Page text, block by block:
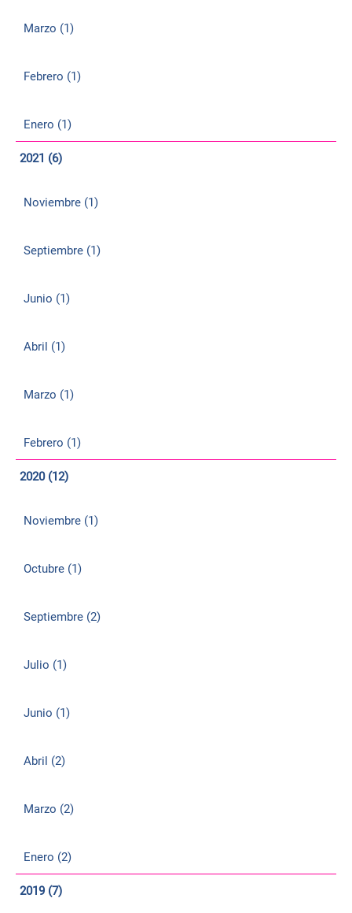
Marzo (1)
Febrero (1)
Enero (1)
2021 (6)
Noviembre (1)
Septiembre (1)
Junio (1)
Abril (1)
Marzo (1)
Febrero (1)
2020 (12)
Noviembre (1)
Octubre (1)
Septiembre (2)
Julio (1)
Junio (1)
Abril (2)
Marzo (2)
Enero (2)
2019 (7)